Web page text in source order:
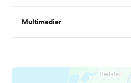
Multimedier